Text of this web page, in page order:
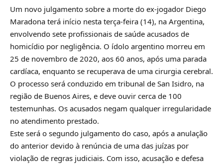
Um novo julgamento sobre a morte do ex-jogador Diego
Maradona terá início nesta terça-feira (14), na Argentina,
envolvendo sete profissionais de saúde acusados de
homicídio por negligência. O ídolo argentino morreu em
25 de novembro de 2020, aos 60 anos, após uma parada
cardíaca, enquanto se recuperava de uma cirurgia cerebral.
O processo será conduzido em tribunal de San Isidro, na
região de Buenos Aires, e deve ouvir cerca de 100
testemunhas. Os acusados negam qualquer irregularidade
no atendimento prestado.
Este será o segundo julgamento do caso, após a anulação
do anterior devido à renúncia de uma das juízas por
violação de regras judiciais. Com isso, acusação e defesa